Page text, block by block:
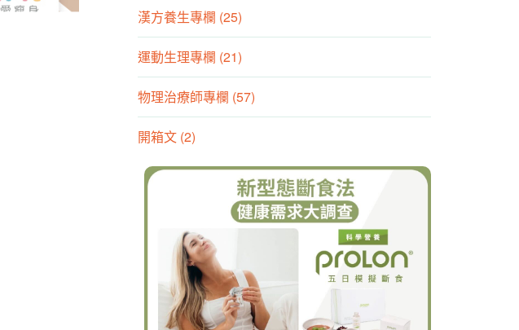
漢方養生專欄 (25)
運動生理專欄 (21)
物理治療師專欄 (57)
開箱文 (2)